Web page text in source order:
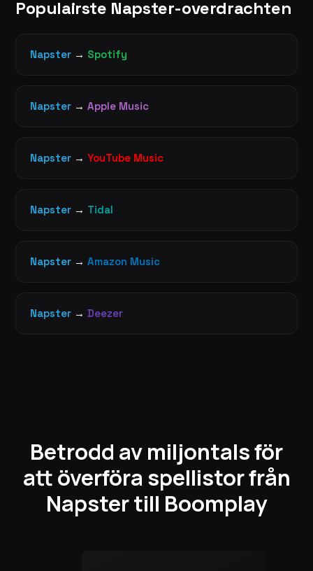
Populairste Napster-overdrachten
Napster → Spotify
Napster → Apple Music
Napster → YouTube Music
Napster → Tidal
Napster → Amazon Music
Napster → Deezer
Betrodd av miljontals för
att överföra spellistor från
Napster till Boomplay